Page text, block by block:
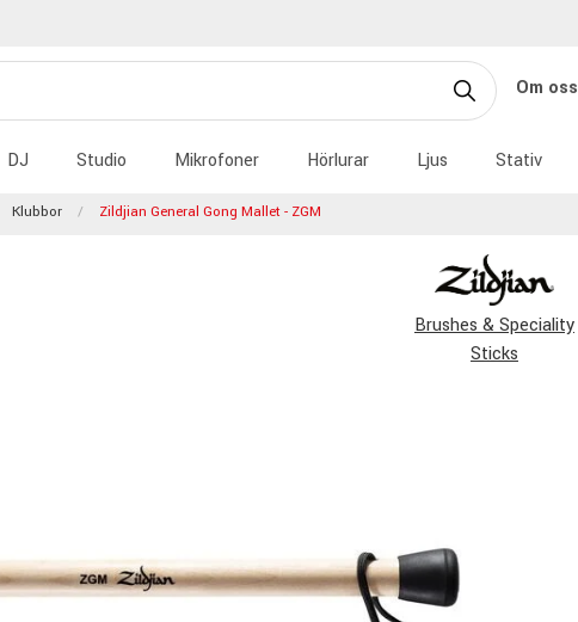
Om oss
DJ Studio Mikrofoner Hörlurar Ljus Stativ
Klubbor Zildjian General Gong Mallet - ZGM
Brushes & Speciality
Sticks